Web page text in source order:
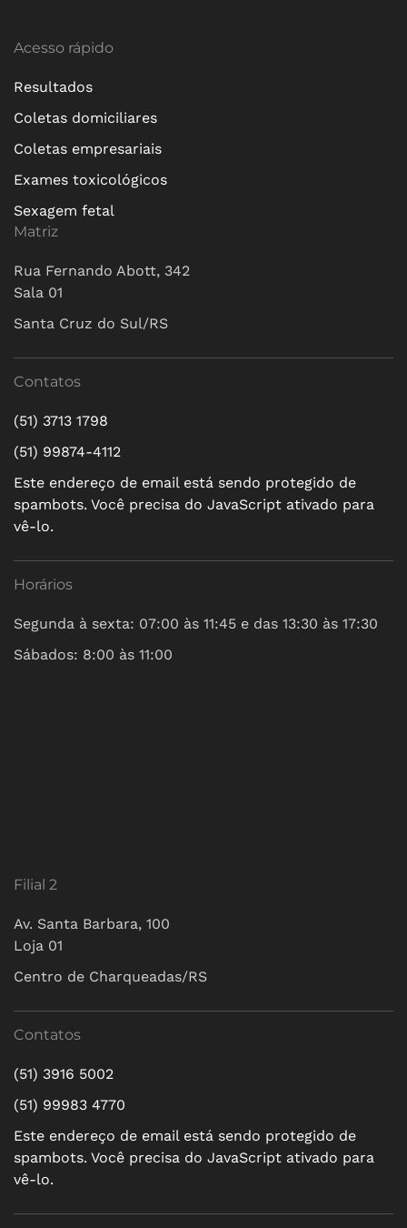
Acesso rápido
Resultados
Coletas domiciliares
Coletas empresariais
Exames toxicológicos
Sexagem fetal
Matriz
Rua Fernando Abott, 342
Sala 01
Santa Cruz do Sul/RS
Contatos
(51) 3713 1798
(51) 99874-4112
Este endereço de email está sendo protegido de
spambots. Você precisa do JavaScript ativado para
vê-lo.
Horários
Segunda à sexta: 07:00 às 11:45 e das 13:30 às 17:30
Sábados: 8:00 às 11:00
Filial 2
Av. Santa Barbara, 100
Loja 01
Centro de Charqueadas/RS
Contatos
(51) 3916 5002
(51) 99983 4770
Este endereço de email está sendo protegido de
spambots. Você precisa do JavaScript ativado para
vê-lo.